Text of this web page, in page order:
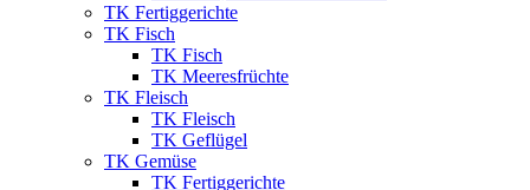
TK Fertiggerichte
TK Fisch
TK Fisch
TK Meeresfrüchte
TK Fleisch
TK Fleisch
TK Geflügel
TK Gemüse
TK Fertiggerichte